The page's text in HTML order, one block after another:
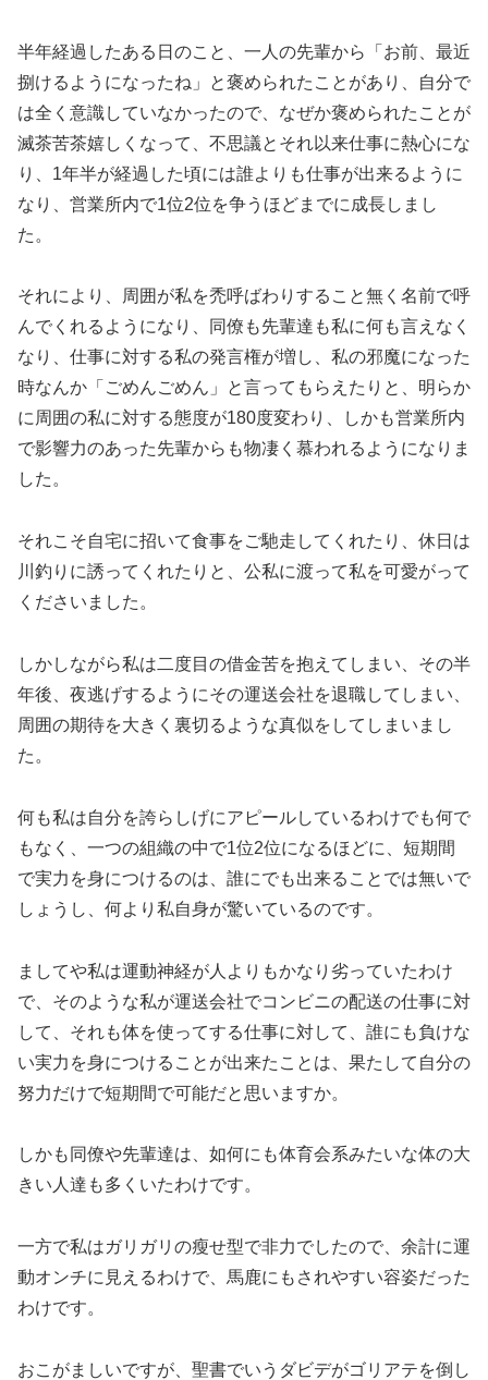
半年経過したある日のこと、一人の先輩から「お前、最近
捌けるようになったね」と褒められたことがあり、自分で
は全く意識していなかったので、なぜか褒められたことが
滅茶苦茶嬉しくなって、不思議とそれ以来仕事に熱心にな
り、1年半が経過した頃には誰よりも仕事が出来るように
なり、営業所内で1位2位を争うほどまでに成長しまし
た。
それにより、周囲が私を禿呼ばわりすること無く名前で呼
んでくれるようになり、同僚も先輩達も私に何も言えなく
なり、仕事に対する私の発言権が増し、私の邪魔になった
時なんか「ごめんごめん」と言ってもらえたりと、明らか
に周囲の私に対する態度が180度変わり、しかも営業所内
で影響力のあった先輩からも物凄く慕われるようになりま
した。
それこそ自宅に招いて食事をご馳走してくれたり、休日は
川釣りに誘ってくれたりと、公私に渡って私を可愛がって
くださいました。
しかしながら私は二度目の借金苦を抱えてしまい、その半
年後、夜逃げするようにその運送会社を退職してしまい、
周囲の期待を大きく裏切るような真似をしてしまいまし
た。
何も私は自分を誇らしげにアピールしているわけでも何で
もなく、一つの組織の中で1位2位になるほどに、短期間
で実力を身につけるのは、誰にでも出来ることでは無いで
しょうし、何より私自身が驚いているのです。
ましてや私は運動神経が人よりもかなり劣っていたわけ
で、そのような私が運送会社でコンビニの配送の仕事に対
して、それも体を使ってする仕事に対して、誰にも負けな
い実力を身につけることが出来たことは、果たして自分の
努力だけで短期間で可能だと思いますか。
しかも同僚や先輩達は、如何にも体育会系みたいな体の大
きい人達も多くいたわけです。
一方で私はガリガリの瘦せ型で非力でしたので、余計に運
動オンチに見えるわけで、馬鹿にもされやすい容姿だった
わけです。
おこがましいですが、聖書でいうダビデがゴリアテを倒し